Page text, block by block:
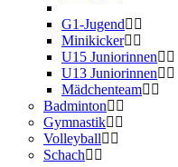
G1-Jugend
Minikicker
U15 Juniorinnen
U13 Juniorinnen
Mädchenteam
Badminton
Gymnastik
Volleyball
Schach